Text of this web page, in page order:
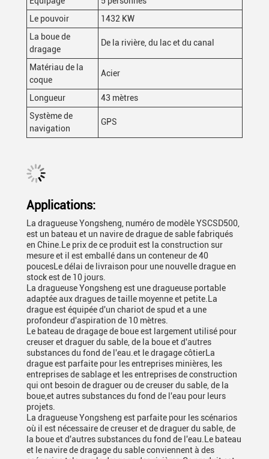
Le pouvoir
1432 KW
La boue de
dragage
De la rivière, du lac et du canal
Matériau de la
coque
Acier
Longueur
43 mètres
Système de
navigation
GPS
Applications:
La dragueuse Yongsheng, numéro de modèle YSCSD500,
est un bateau et un navire de drague de sable fabriqués
en Chine.Le prix de ce produit est la construction sur
mesure et il est emballé dans un conteneur de 40
poucesLe délai de livraison pour une nouvelle drague en
stock est de 10 jours.
La dragueuse Yongsheng est une dragueuse portable
adaptée aux dragues de taille moyenne et petite.La
drague est équipée d'un chariot de spud et a une
profondeur d'aspiration de 10 mètres.
Le bateau de dragage de boue est largement utilisé pour
creuser et draguer du sable, de la boue et d'autres
substances du fond de l'eau.et le dragage côtierLa
drague est parfaite pour les entreprises minières, les
entreprises de sablage et les entreprises de construction
qui ont besoin de draguer ou de creuser du sable, de la
boue,et autres substances du fond de l'eau pour leurs
projets.
La dragueuse Yongsheng est parfaite pour les scénarios
où il est nécessaire de creuser et de draguer du sable, de
la boue et d'autres substances du fond de l'eau.Le bateau
et le navire de dragage du sable conviennent à des